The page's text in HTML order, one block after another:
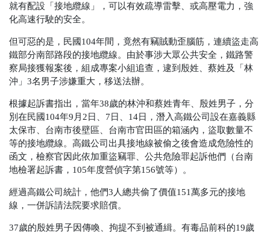
就有配設「接地纜線」，可以有效疏導雷擊、或高壓電力，強
化高速行駛的安全。
但可惡的是，民國104年間，竟然有竊賊動歪腦筋，連續盜走高
鐵部分南部路段的接地纜線。由於事涉大眾公共安全，鐵路警
察局接獲報案後，組成專案小組追查，逮到殷姓、蔡姓及「林
沖」3名男子涉嫌重大，移送法辦。
根據起訴書指出，當年38歲的林沖和蔡姓青年、殷姓男子，分
別在民國104年9月2日、7日、14日，潛入高鐵公司設在嘉義縣
太保市、台南市後壁區、台南市官田區的箱涵內，盜取數量不
等的接地纜線。高鐵公司出具接地線被偷之後會造成危險性的
函文，檢察官因此依加重盜竊罪、公共危險罪起訴他們
（台南
地檢署起訴書，105年度營偵字第156號等）
。
經過高鐵公司統計，他們3人總共偷了價值151萬多元的接地
線，一併訴請法院要求賠償。
37歲的殷姓男子因傳喚、拘提不到被通緝。有毒品前科的19歲